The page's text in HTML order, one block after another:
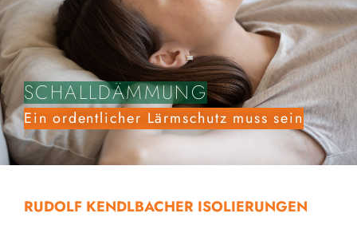
SCHALLDÄMMUNG
Ein ordentlicher Lärmschutz muss sein
RUDOLF KENDLBACHER ISOLIERUNGEN